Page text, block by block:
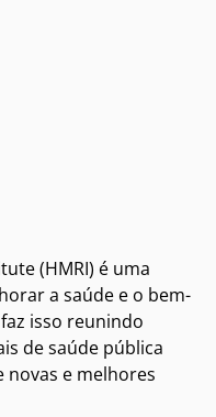
(HMRI) é uma
a saúde e o bem-
isso reunindo
de saúde pública
e melhores